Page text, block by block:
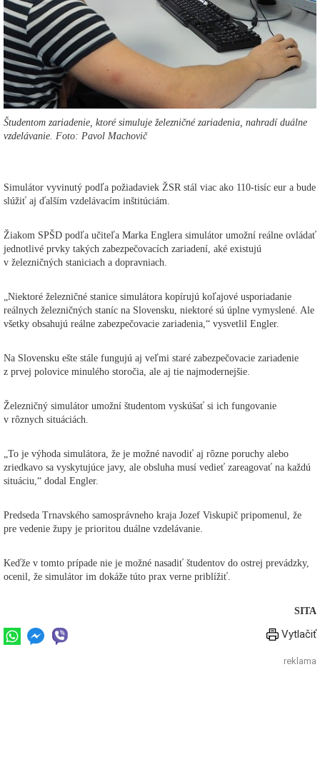
Študentom zariadenie, ktoré simuluje železničné zariadenia, nahradí duálne
vzdelávanie. Foto: Pavol Machovič
Simulátor vyvinutý podľa požiadaviek ŽSR stál viac ako 110-tisíc eur a bude
slúžiť aj ďalším vzdelávacím inštitúciám.
Žiakom SPŠD podľa učiteľa Marka Englera simulátor umožní reálne ovládať
jednotlivé prvky takých zabezpečovacích zariadení, aké existujú
v železničných staniciach a dopravniach.
„Niektoré železničné stanice simulátora kopírujú koľajové usporiadanie
reálnych železničných staníc na Slovensku, niektoré sú úplne vymyslené. Ale
všetky obsahujú reálne zabezpečovacie zariadenia,“ vysvetlil Engler.
Na Slovensku ešte stále fungujú aj veľmi staré zabezpečovacie zariadenie
z prvej polovice minulého storočia, ale aj tie najmodernejšie.
Železničný simulátor umožní študentom vyskúšať si ich fungovanie
v rôznych situáciách.
„To je výhoda simulátora, že je možné navodiť aj rôzne poruchy alebo
zriedkavo sa vyskytujúce javy, ale obsluha musí vedieť zareagovať na každú
situáciu,“ dodal Engler.
Predseda Trnavského samosprávneho kraja Jozef Viskupič pripomenul, že
pre vedenie župy je prioritou duálne vzdelávanie.
Keďže v tomto prípade nie je možné nasadiť študentov do ostrej prevádzky,
ocenil, že simulátor im dokáže túto prax verne priblížiť.
SITA
Vytlačiť
reklama